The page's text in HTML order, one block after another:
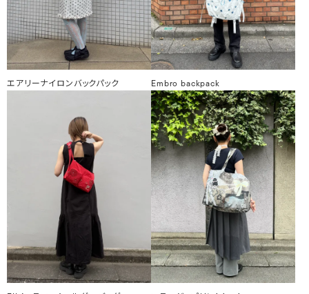
エアリーナイロンバックパック Embro backpack